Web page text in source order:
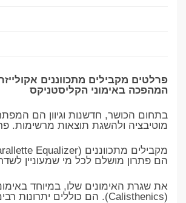
פרלטים מקבילים מתכווננים אקולייזר
המהפכה באימוני הקליסטניקס
בתחום הכושר, חדשנות וגיוון הם
מוטיבציה ולהשגת תוצאות מרשימות.
הם פתרון מושלם לכל מי שמעוניין
את שגרת האימונים שלו, במיוחד
(Calisthenics). הם כוללים יתרונות רבים